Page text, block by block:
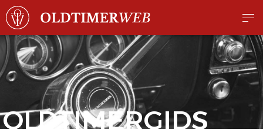
OLDTIMERGIDS